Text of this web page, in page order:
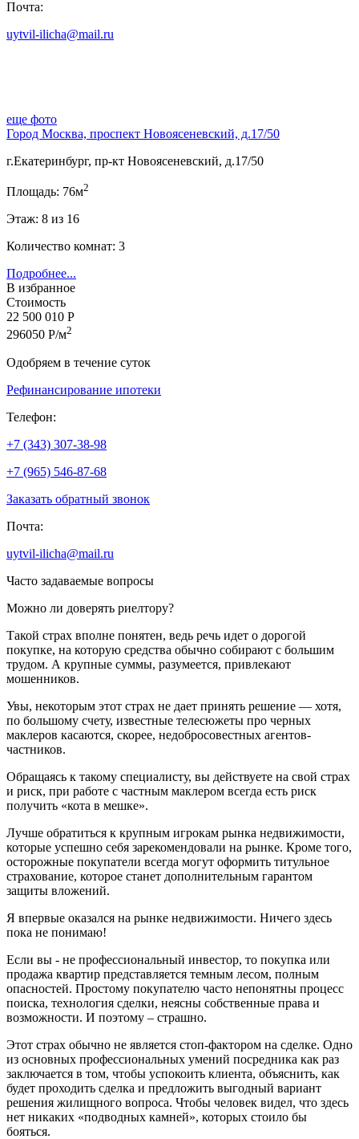
Почта:
uytvil-ilicha@mail.ru
еще фото
Город Москва, проспект Новоясеневский, д.17/50
г.Екатеринбург, пр-кт Новоясеневский, д.17/50
Площадь: 76м2
Этаж: 8 из 16
Количество комнат: 3
Подробнее...
В избранное
Стоимость
22 500 010 Р
296050 Р/м2
Одобряем в течение суток
Рефинансирование ипотеки
Телефон:
+7 (343) 307-38-98
+7 (965) 546-87-68
Заказать обратный звонок
Почта:
uytvil-ilicha@mail.ru
Часто задаваемые вопросы
Можно ли доверять риелтору?
Такой страх вполне понятен, ведь речь идет о дорогой
покупке, на которую средства обычно собирают с большим
трудом. А крупные суммы, разумеется, привлекают
мошенников.
Увы, некоторым этот страх не дает принять решение — хотя,
по большому счету, известные телесюжеты про черных
маклеров касаются, скорее, недобросовестных агентов-
частников.
Обращаясь к такому специалисту, вы действуете на свой страх
и риск, при работе с частным маклером всегда есть риск
получить «кота в мешке».
Лучше обратиться к крупным игрокам рынка недвижимости,
которые успешно себя зарекомендовали на рынке. Кроме того,
осторожные покупатели всегда могут оформить титульное
страхование, которое станет дополнительным гарантом
защиты вложений.
Я впервые оказался на рынке недвижимости. Ничего здесь
пока не понимаю!
Если вы - не профессиональный инвестор, то покупка или
продажа квартир представляется темным лесом, полным
опасностей. Простому покупателю часто непонятны процесс
поиска, технология сделки, неясны собственные права и
возможности. И поэтому – страшно.
Этот страх обычно не является стоп-фактором на сделке. Одно
из основных профессиональных умений посредника как раз
заключается в том, чтобы успокоить клиента, объяснить, как
будет проходить сделка и предложить выгодный вариант
решения жилищного вопроса. Чтобы человек видел, что здесь
нет никаких «подводных камней», которых стоило бы
бояться.